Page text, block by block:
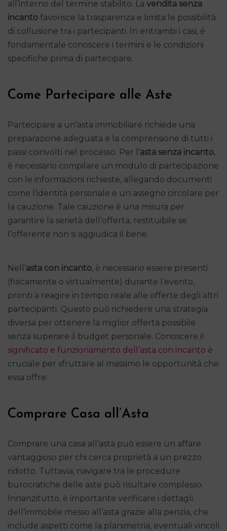
all’interno del termine stabilito. La vendita senza
incanto favorisce la trasparenza e limita le possibilità
di collusione tra i partecipanti. In entrambi i casi, è
fondamentale conoscere i termini e le condizioni
specifiche prima di partecipare.
Come Partecipare alle Aste
Partecipare a un’asta immobiliare richiede una
preparazione adeguata e la comprensione di tutti i
passi coinvolti nel processo. Per l’asta senza incanto,
è necessario compilare un modulo di partecipazione
con le informazioni richieste, allegando documenti
come l’identità personale e un assegno circolare per
la cauzione. Tale cauzione è una misura per
garantire la serietà dell’offerta, restituibile se
l’offerente non si aggiudica il bene.
Nell’asta con incanto, è necessario essere presenti
(fisicamente o virtualmente) durante l’evento,
pronti a reagire in tempo reale alle offerte degli altri
partecipanti. Questo può richiedere una strategia
diversa per ottenere la miglior offerta possibile
senza superare il budget personale. Conoscere il
significato e funzionamento dell’asta con incanto è
cruciale per sfruttare al massimo le opportunità che
essa offre.
Comprare Casa all’Asta
Comprare una casa all’asta può essere un affare
vantaggioso per chi cerca proprietà a un prezzo
ridotto. Tuttavia, navigare tra le procedure
burocratiche delle aste può risultare complesso.
Innanzitutto, è importante verificare i dettagli
dell’immobile messo all’asta grazie alla perizia, che
include aspetti come la planimetria, eventuali vincoli